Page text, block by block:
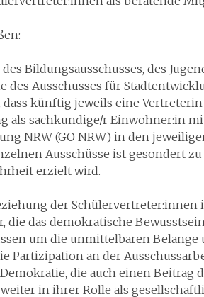
Bildungsausschusses, des
des Ausschusses für
künftig jeweils eine
als sachkundige/r Einwohner:in
NRW (GO NRW) in den
Ausschüsse ist gesondert
erzielt wird.
der Schülervertreter:innen
die das demokratische
um die unmittelbaren
Partizipation an der
die auch einen Beitrag
in ihrer Rolle als